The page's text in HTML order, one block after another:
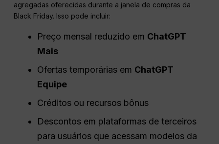
agregadas oferecidas durante a janela de compras da
Black Friday. Isso pode incluir:
Preço mensal reduzido em ChatGPT
Mais
Ofertas temporárias em ChatGPT
Equipe
Créditos ou recursos bônus
Descontos em plataformas de terceiros
para usuários que acessam modelos da